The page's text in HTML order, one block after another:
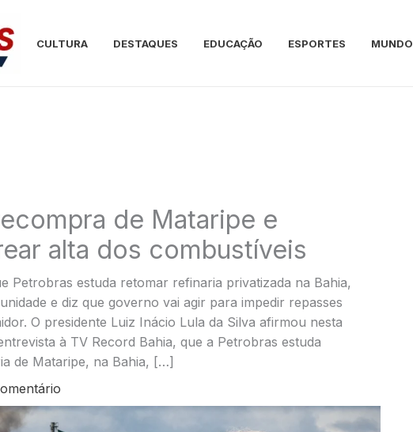
CULTURA DESTAQUES EDUCAÇÃO ESPORTES MUNDO
de Mataripe e
alta dos combustíveis
Petrobras estuda retomar refinaria privatizada na Bahia,
e diz que governo vai agir para impedir repasses
O presidente Luiz Inácio Lula da Silva afirmou nesta
à TV Record Bahia, que a Petrobras estuda
de Mataripe, na Bahia, […]